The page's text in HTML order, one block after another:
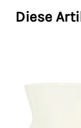
Diese